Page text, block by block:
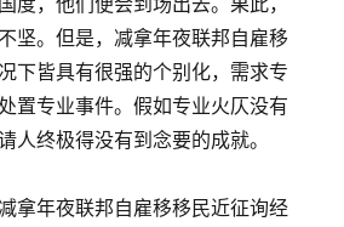
坚。但是，减拿年夜联邦自雇移
下皆具有很强的个别化，需求专
置专业事件。假如专业火仄没有
人终极得没有到念要的成就。
年夜联邦自雇移移民近征询经